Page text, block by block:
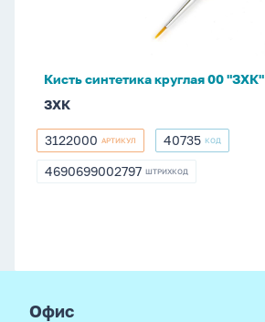
Кисть синтетика круглая 00 "ЗХК"
ЗХК
3122000
3122000 АРТИКУЛ 40735
40735 КОД
4690699002797
4690699002797 ШТРИХКОД
Офис